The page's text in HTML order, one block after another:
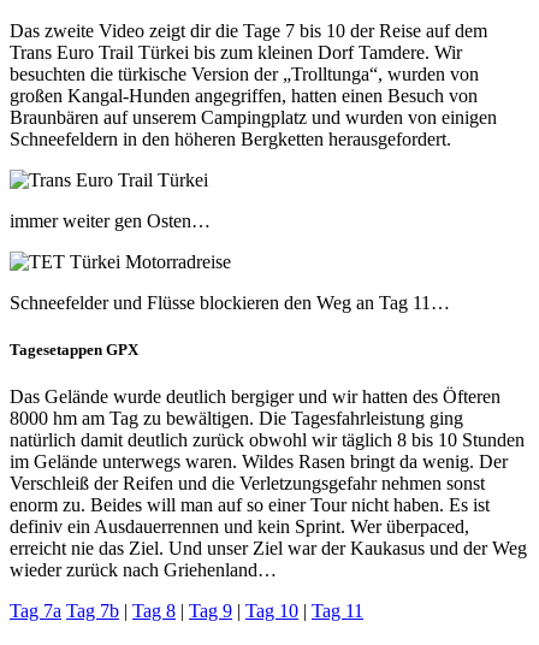
Das zweite Video zeigt dir die Tage 7 bis 10 der Reise auf dem
Trans Euro Trail Türkei bis zum kleinen Dorf Tamdere. Wir
besuchten die türkische Version der „Trolltunga“, wurden von
großen Kangal-Hunden angegriffen, hatten einen Besuch von
Braunbären auf unserem Campingplatz und wurden von einigen
Schneefeldern in den höheren Bergketten herausgefordert.
immer weiter gen Osten…
Schneefelder und Flüsse blockieren den Weg an Tag 11…
Tagesetappen GPX
Das Gelände wurde deutlich bergiger und wir hatten des Öfteren
8000 hm am Tag zu bewältigen. Die Tagesfahrleistung ging
natürlich damit deutlich zurück obwohl wir täglich 8 bis 10 Stunden
im Gelände unterwegs waren. Wildes Rasen bringt da wenig. Der
Verschleiß der Reifen und die Verletzungsgefahr nehmen sonst
enorm zu. Beides will man auf so einer Tour nicht haben. Es ist
definiv ein Ausdauerrennen und kein Sprint. Wer überpaced,
erreicht nie das Ziel. Und unser Ziel war der Kaukasus und der Weg
wieder zurück nach Griehenland…
Tag 7a Tag 7b | Tag 8 | Tag 9 | Tag 10 | Tag 11